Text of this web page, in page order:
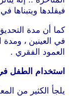
فيقلدها ويتبناها
كما أن مدة
في العينين ،
العمود الفقري .
استخدام الطفل في
يلجأ الكثير من